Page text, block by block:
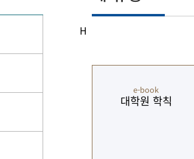
H
e-book
대학원 학칙